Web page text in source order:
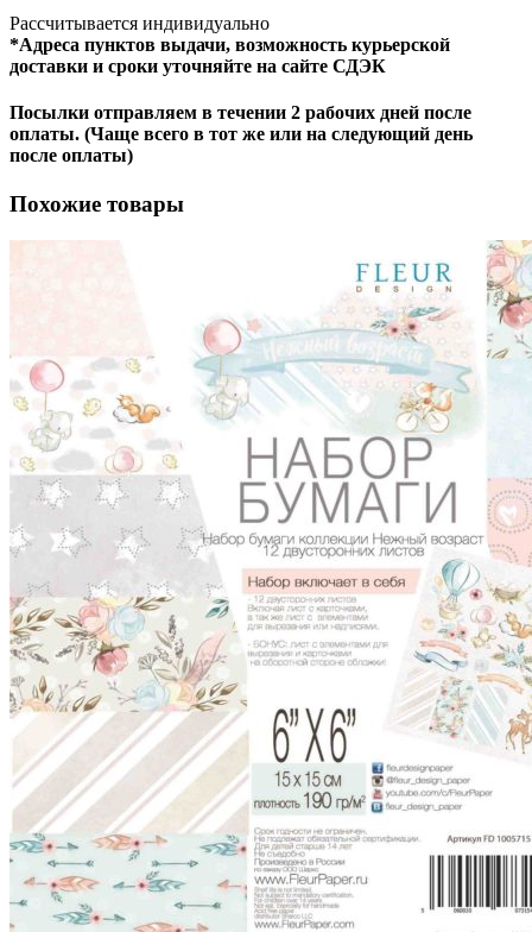
Рассчитывается индивидуально
*Адреса пунктов выдачи, возможность курьерской
доставки и сроки уточняйте на сайте СДЭК
Посылки отправляем в течении 2 рабочих дней после
оплаты. (Чаще всего в тот же или на следующий день
после оплаты)
Похожие товары